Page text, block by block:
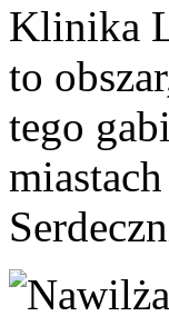
Klinika
to
tego